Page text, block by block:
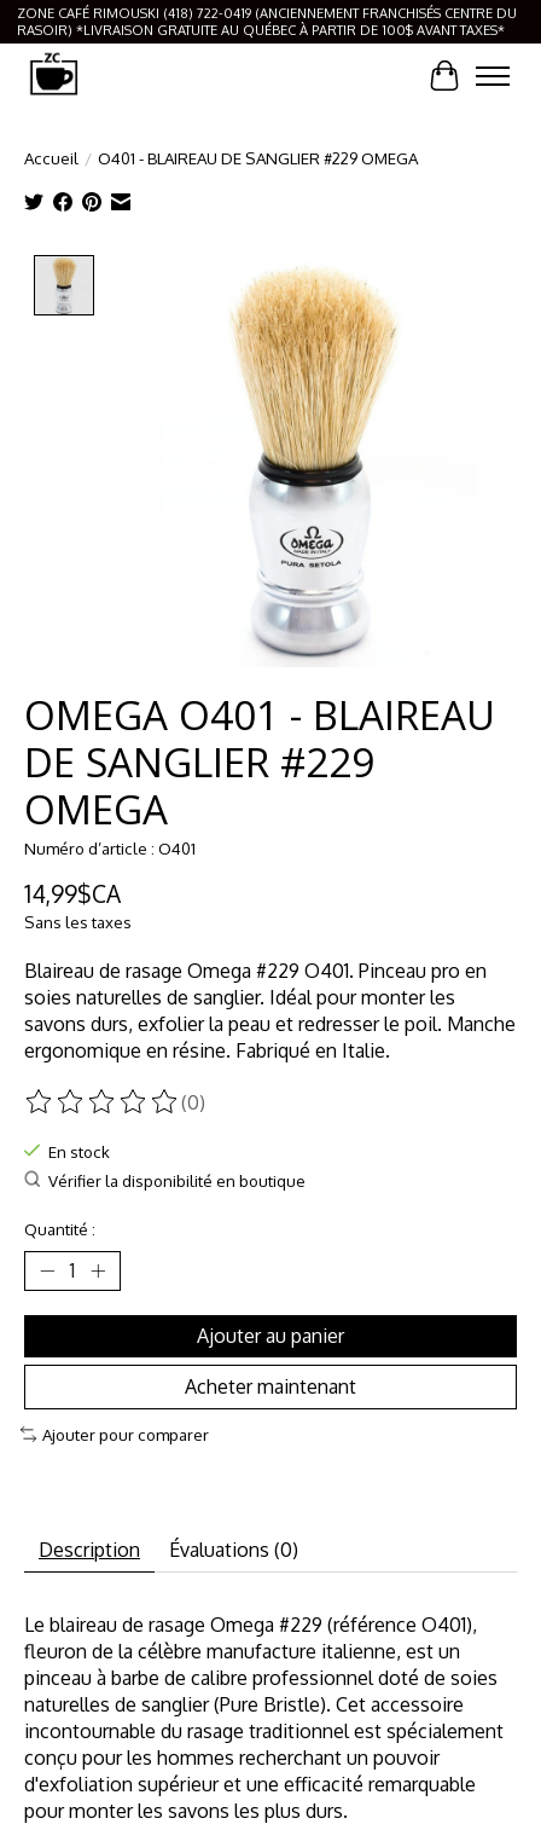
ZONE CAFÉ RIMOUSKI (418) 722-0419 (ANCIENNEMENT FRANCHISÉS CENTRE DU
RASOIR) *LIVRAISON GRATUITE AU QUÉBEC À PARTIR DE 100$ AVANT TAXES*
Panier
Accueil / O401 - BLAIREAU DE SANGLIER #229 OMEGA
Product image slideshow Items
OMEGA O401 - BLAIREAU
DE SANGLIER #229
OMEGA
Numéro d’article : O401
14,99$CA
Sans les taxes
Blaireau de rasage Omega #229 O401. Pinceau pro en
soies naturelles de sanglier. Idéal pour monter les
savons durs, exfolier la peau et redresser le poil. Manche
ergonomique en résine. Fabriqué en Italie.
Ce produit est évalué à
(0)
En stock
Vérifier la disponibilité en boutique
Quantité :
Ajouter au panier
Acheter maintenant
Ajouter pour comparer
Description Évaluations (0)
Le blaireau de rasage Omega #229 (référence O401),
fleuron de la célèbre manufacture italienne, est un
pinceau à barbe de calibre professionnel doté de soies
naturelles de sanglier (Pure Bristle). Cet accessoire
incontournable du rasage traditionnel est spécialement
conçu pour les hommes recherchant un pouvoir
d'exfoliation supérieur et une efficacité remarquable
pour monter les savons les plus durs.